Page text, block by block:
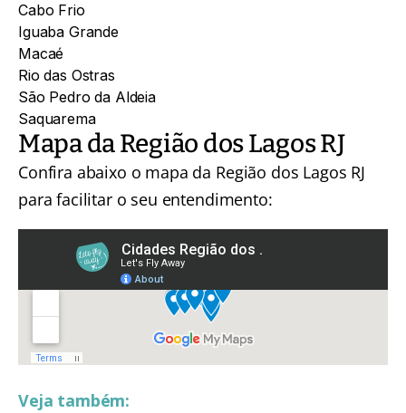
Cabo Frio
Iguaba Grande
Macaé
Rio das Ostras
São Pedro da Aldeia
Saquarema
Mapa da Região dos Lagos RJ
Confira abaixo o mapa da Região dos Lagos RJ
para facilitar o seu entendimento:
Veja também: